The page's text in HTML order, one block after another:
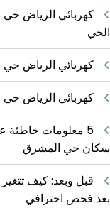
كهربائي الرياض حي
الحي
كهربائي الرياض حي
كهربائي الرياض حي
5 معلومات خاطئة
سكان حي المشرق
قبل وبعد: كيف
بعد فحص احترافي